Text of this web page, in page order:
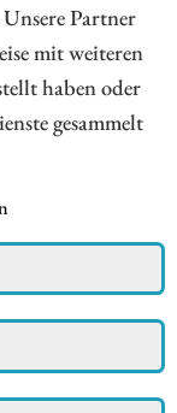
Partner
mit weiteren
haben oder
gesammelt
der Welt